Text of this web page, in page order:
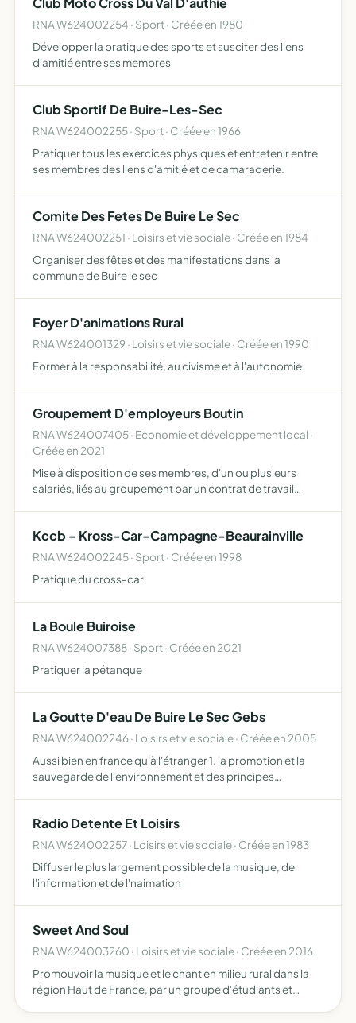
RNA W624002254 · Sport · Créée en 1980
Développer la pratique des sports et susciter des liens
d'amitié entre ses membres
Club Sportif De Buire-Les-Sec
RNA W624002255 · Sport · Créée en 1966
Pratiquer tous les exercices physiques et entretenir entre
ses membres des liens d'amitié et de camaraderie.
Comite Des Fetes De Buire Le Sec
RNA W624002251 · Loisirs et vie sociale · Créée en 1984
Organiser des fêtes et des manifestations dans la
commune de Buire le sec
Foyer D'animations Rural
RNA W624001329 · Loisirs et vie sociale · Créée en 1990
Former à la responsabilité, au civisme et à l'autonomie
Groupement D'employeurs Boutin
RNA W624007405 · Economie et développement local ·
Créée en 2021
Mise à disposition de ses membres, d'un ou plusieurs
salariés, liés au groupement par un contrat de travail
hum…
Kccb - Kross-Car-Campagne-Beaurainville
RNA W624002245 · Sport · Créée en 1998
Pratique du cross-car
La Boule Buiroise
RNA W624007388 · Sport · Créée en 2021
Pratiquer la pétanque
La Goutte D'eau De Buire Le Sec Gebs
RNA W624002246 · Loisirs et vie sociale · Créée en 2005
Aussi bien en france qu'à l'étranger 1. la promotion et la
sauvegarde de l'environnement et des principes
ressources et d…
Radio Detente Et Loisirs
RNA W624002257 · Loisirs et vie sociale · Créée en 1983
Diffuser le plus largement possible de la musique, de
l'information et de l'naimation
Sweet And Soul
RNA W624003260 · Loisirs et vie sociale · Créée en 2016
Promouvoir la musique et le chant en milieu rural dans la
région Haut de France, par un groupe d'étudiants et